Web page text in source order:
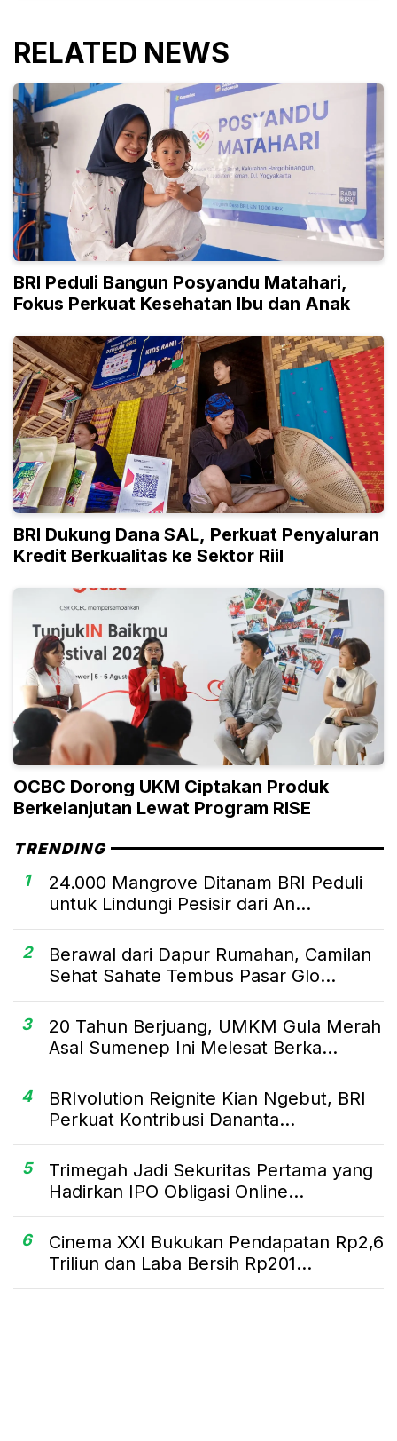
RELATED NEWS
BRI Peduli Bangun Posyandu Matahari,
Fokus Perkuat Kesehatan Ibu dan Anak
BRI Dukung Dana SAL, Perkuat Penyaluran
Kredit Berkualitas ke Sektor Riil
OCBC Dorong UKM Ciptakan Produk
Berkelanjutan Lewat Program RISE
TRENDING
1
24.000 Mangrove Ditanam BRI Peduli
untuk Lindungi Pesisir dari An...
2
Berawal dari Dapur Rumahan, Camilan
Sehat Sahate Tembus Pasar Glo...
3
20 Tahun Berjuang, UMKM Gula Merah
Asal Sumenep Ini Melesat Berka...
4
BRIvolution Reignite Kian Ngebut, BRI
Perkuat Kontribusi Dananta...
5
Trimegah Jadi Sekuritas Pertama yang
Hadirkan IPO Obligasi Online...
6
Cinema XXI Bukukan Pendapatan Rp2,6
Triliun dan Laba Bersih Rp201...